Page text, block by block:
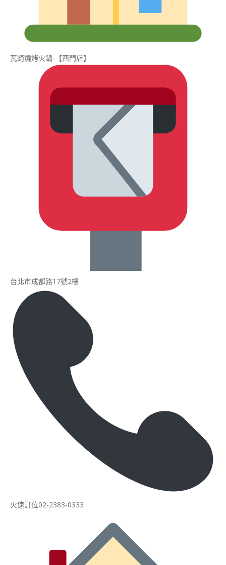
瓦崎燒烤火鍋-【西門店】
台北市成都路17號2樓
火速訂位02-2383-0333